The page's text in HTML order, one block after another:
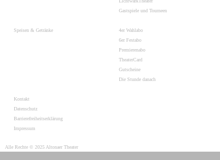
Gastspiele und Tourneen
Speisen & Getränke
4er Wahlabo
6er Festabo
Premierenabo
TheaterCard
Gutscheine
Die Stunde danach
Kontakt
Datenschutz
Barrierefreiheitserklärung
Impressum
Alle Rechte © 2025 Altonaer Theater